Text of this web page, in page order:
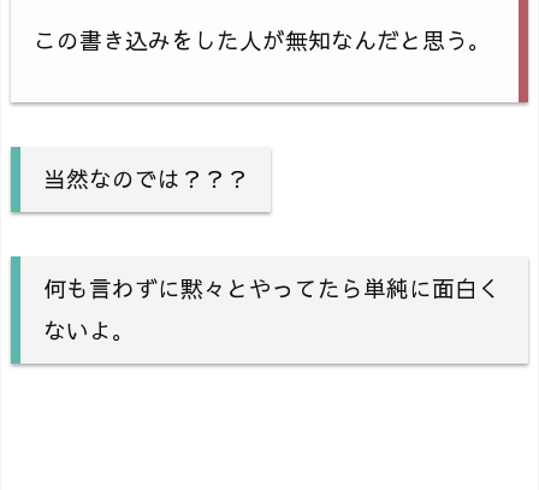
この書き込みをした人が無知なんだと思う。
当然なのでは？？？
何も言わずに黙々とやってたら単純に面白く
ないよ。